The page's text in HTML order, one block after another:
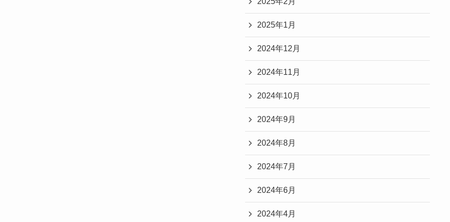
2025年1月
2024年12月
2024年11月
2024年10月
2024年9月
2024年8月
2024年7月
2024年6月
2024年4月